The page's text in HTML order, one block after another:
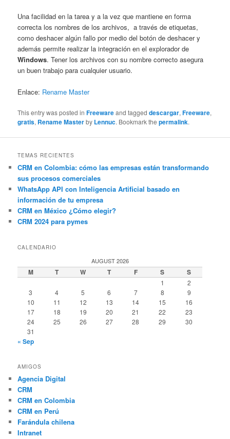
Una facilidad en la tarea y a la vez que mantiene en forma
correcta los nombres de los archivos, a través de etiquetas,
como deshacer algún fallo por medio del botón de deshacer y
además permite realizar la integración en el explorador de
Windows. Tener los archivos con su nombre correcto asegura
un buen trabajo para cualquier usuario.
Enlace: Rename Master
This entry was posted inFreewareand taggeddescargar,Freeware,
gratis, Rename Masterby Lennuc. Bookmark thepermalink.
TEMAS RECIENTES
CRM en Colombia: cómo las empresas están transformando
sus procesos comerciales
WhatsApp API con Inteligencia Artificial basado en
información de tu empresa
CRM en México ¿Cómo elegir?
CRM 2024 para pymes
CALENDARIO
AUGUST 2026
M T W T F S S
1
2
3
4 5 6 7 8
9
10
11 12 13 14 15
16
17
18 19 20 21 22
23
24
25 26 27 28 29
30
31
« Sep
AMIGOS
Agencia Digital
CRM
CRM en Colombia
CRM en Perú
Farándula chilena
Intranet